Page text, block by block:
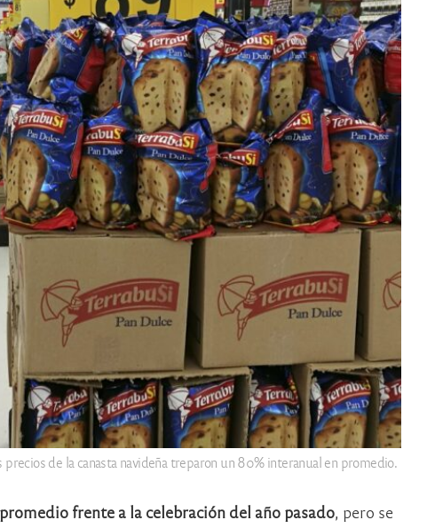
precios de la canasta navideña treparon un 80% interanual en promedio.
frente a la celebración del año pasado, pero se